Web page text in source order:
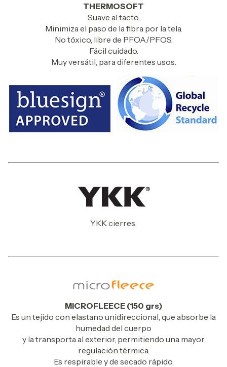
THERMOSOFT
Suave al tacto.
Minimiza el paso de la fibra por la tela.
No tóxico, libre de PFOA/PFOS.
Fácil cuidado.
Muy versátil, para diferentes usos.
YKK cierres.
MICROFLEECE (150 grs)
Es un tejido con elastano unidireccional, que absorbe la
humedad del cuerpo
y la transporta al exterior, permitiendo una mayor
regulación térmica.
Es respirable y de secado rápido.